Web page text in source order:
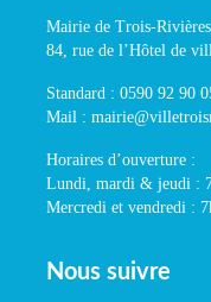
Mairie de Trois-Rivières
84, rue de l’Hôtel de
Standard : 0590 92 90
Mail :
Horaires d’ouverture :
Lundi, mardi & jeudi :
Mercredi et vendredi :
Nous suivre